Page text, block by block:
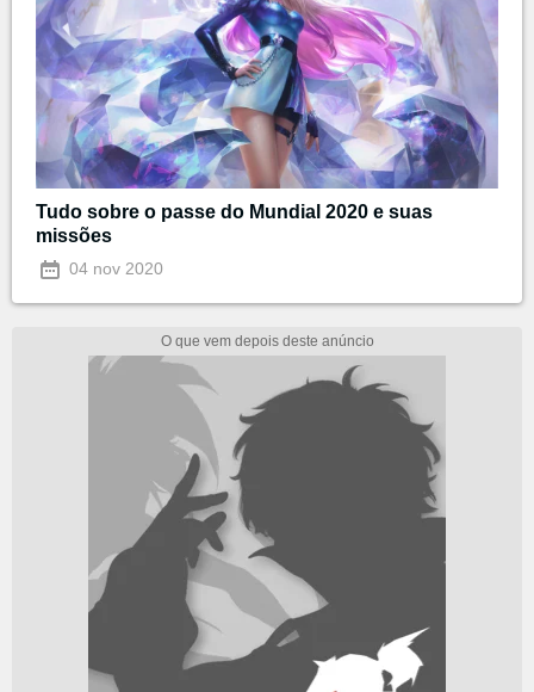
Tudo sobre o passe do Mundial 2020 e suas
missões
04 nov 2020